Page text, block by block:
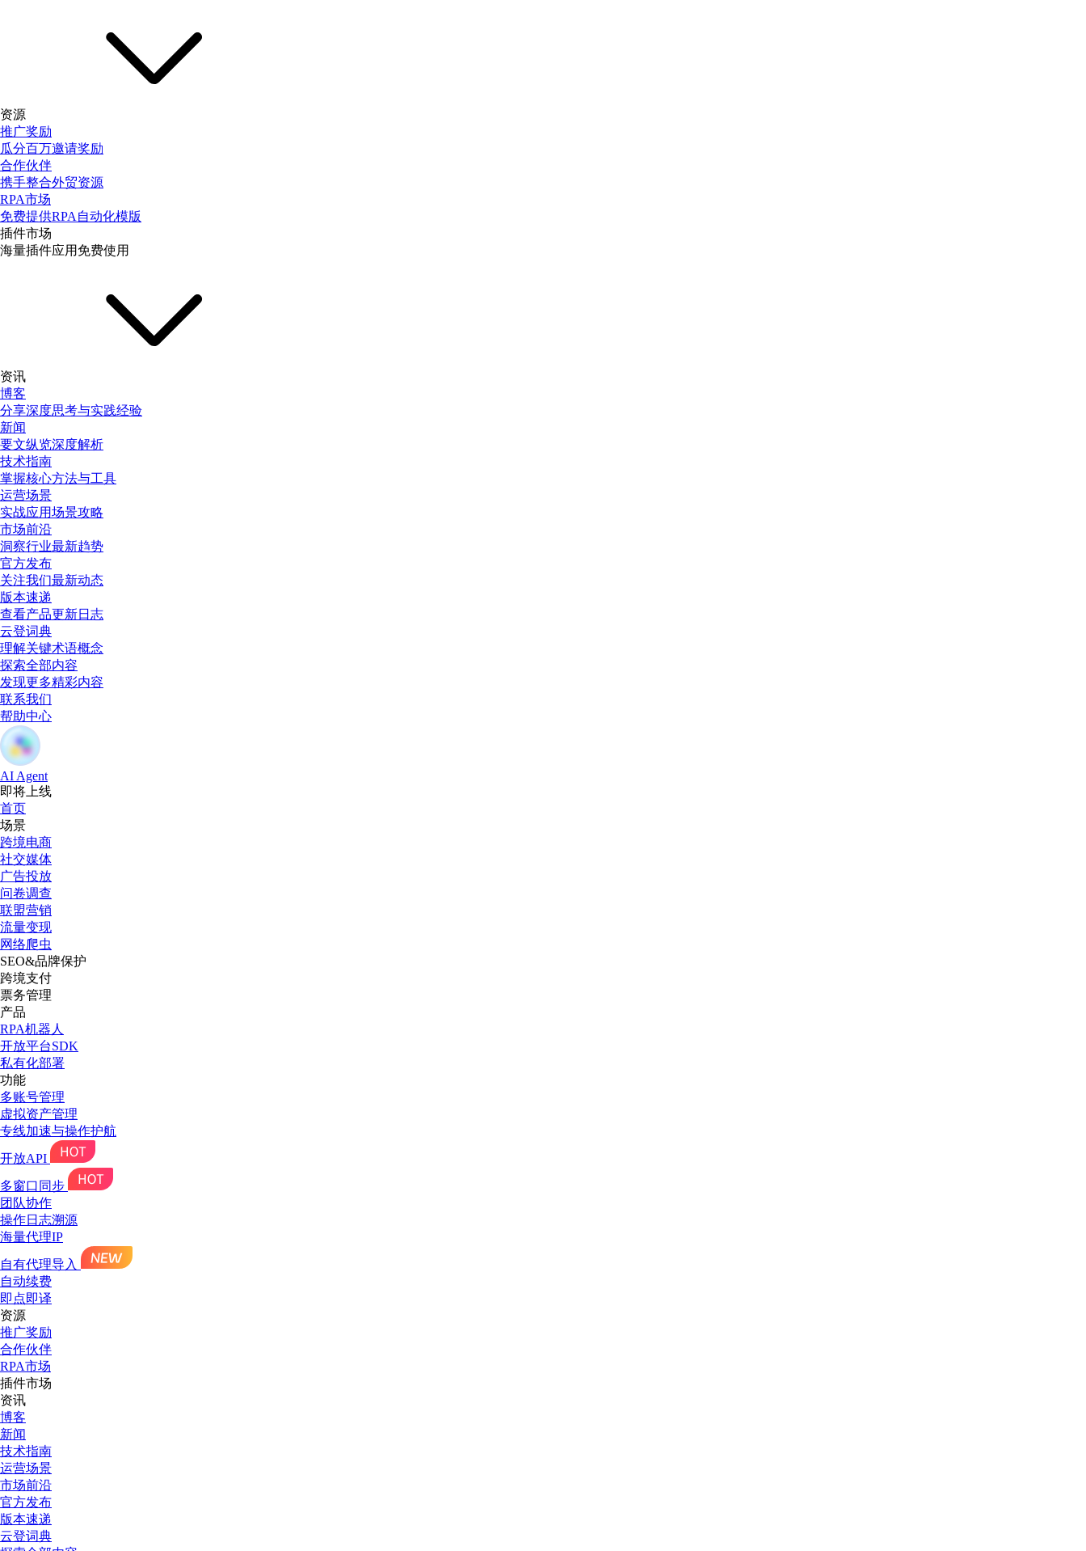
资源
推广奖励
瓜分百万邀请奖励
合作伙伴
携手整合外贸资源
RPA市场
免费提供RPA自动化模版
插件市场
海量插件应用免费使用
资讯
博客
分享深度思考与实践经验
新闻
要文纵览深度解析
技术指南
掌握核心方法与工具
运营场景
实战应用场景攻略
市场前沿
洞察行业最新趋势
官方发布
关注我们最新动态
版本速递
查看产品更新日志
云登词典
理解关键术语概念
探索全部内容
发现更多精彩内容
联系我们
帮助中心
AI Agent
即将上线
首页
场景
跨境电商
社交媒体
广告投放
问卷调查
联盟营销
流量变现
网络爬虫
SEO&品牌保护
跨境支付
票务管理
产品
RPA机器人
开放平台SDK
私有化部署
功能
多账号管理
虚拟资产管理
专线加速与操作护航
开放API
多窗口同步
团队协作
操作日志溯源
海量代理IP
自有代理导入
自动续费
即点即译
资源
推广奖励
合作伙伴
RPA市场
插件市场
资讯
博客
新闻
技术指南
运营场景
市场前沿
官方发布
版本速递
云登词典